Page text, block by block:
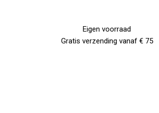
Eigen voorraad
Gratis verzending vanaf € 75